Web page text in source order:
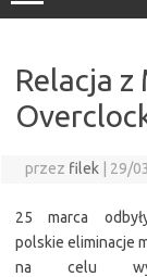
Relacja z
przez filek 29/
25 marca
polskie eliminacje
na celu